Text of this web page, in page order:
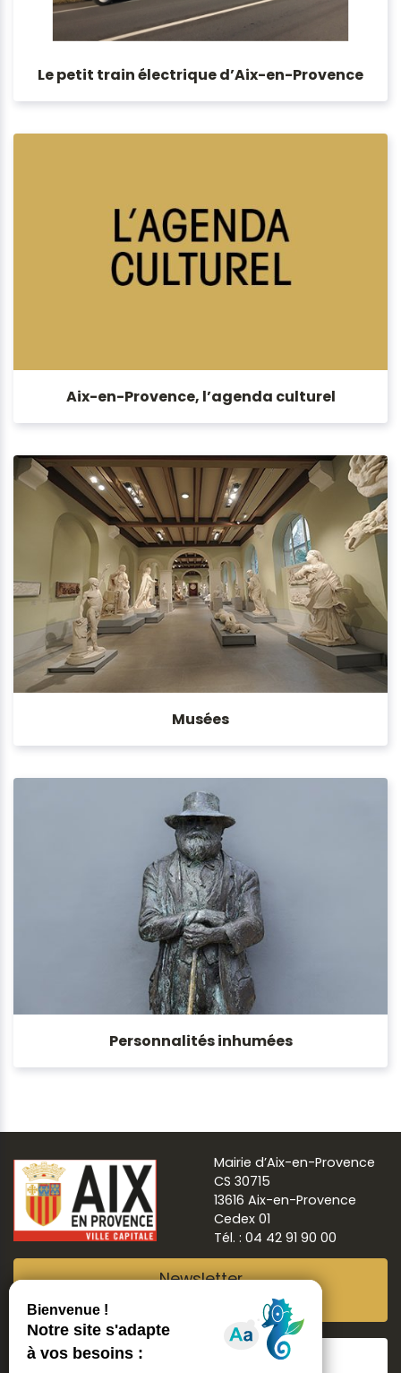
Le petit train électrique d’Aix-en-Provence
Aix-en-Provence, l’agenda culturel
Musées
Personnalités inhumées
Mairie d’Aix-en-Provence
CS 30715
13616 Aix-en-Provence
Cedex 01
Tél. : 04 42 91 90 00
Newsletter